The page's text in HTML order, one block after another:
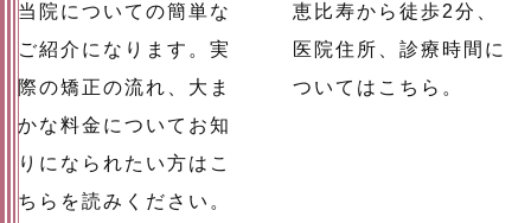
当院についての簡単な
ご紹介になります。実
際の矯正の流れ、大ま
かな料金についてお知
りになられたい方はこ
ちらを読みください。
恵比寿から徒歩2分、
医院住所、診療時間に
ついてはこちら。